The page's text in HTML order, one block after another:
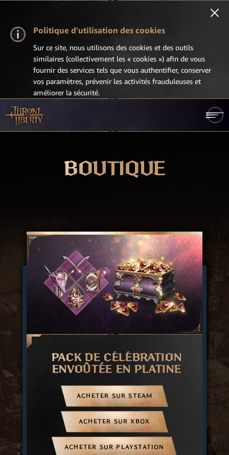
Politique d'utilisation des cookies
Sur ce site, nous utilisons des cookies et des outils
similaires (collectivement les « cookies ») afin de vous
fournir des services tels que vous authentifier, conserver
vos paramètres, prévenir les activités frauduleuses et
améliorer la sécurité.
BOUTIQUE
PACK DE CÉLÉBRATION
ENVOÛTÉE EN PLATINE
ACHETER SUR STEAM
ACHETER SUR XBOX
ACHETER SUR PLAYSTATION